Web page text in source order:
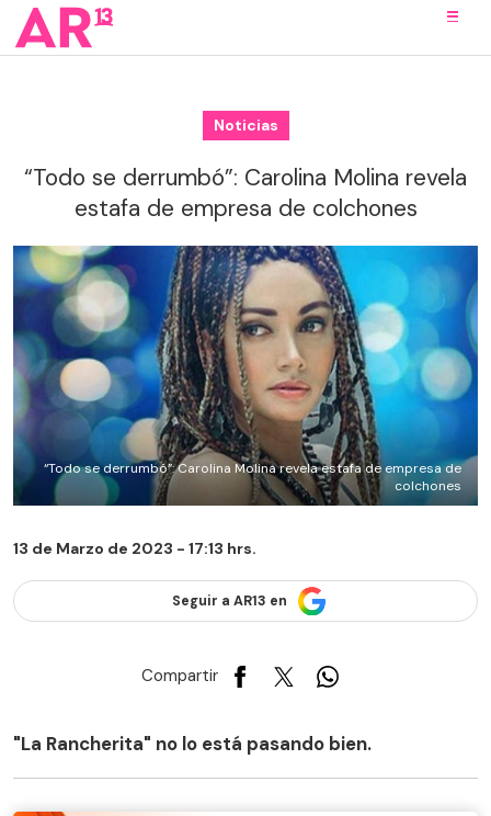
Noticias
“Todo se derrumbó”: Carolina Molina revela
estafa de empresa de colchones
“Todo se derrumbó”: Carolina Molina revela estafa de empresa de
colchones
13 de Marzo de 2023 - 17:13 hrs.
Seguir a AR13 en
Compartir
"La Rancherita" no lo está pasando bien.